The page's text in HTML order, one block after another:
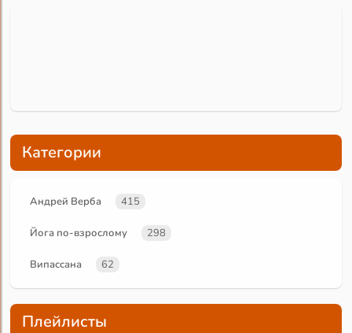
Категории
Андрей Верба 415
Йога по-взрослому 298
Випассана 62
Плейлисты